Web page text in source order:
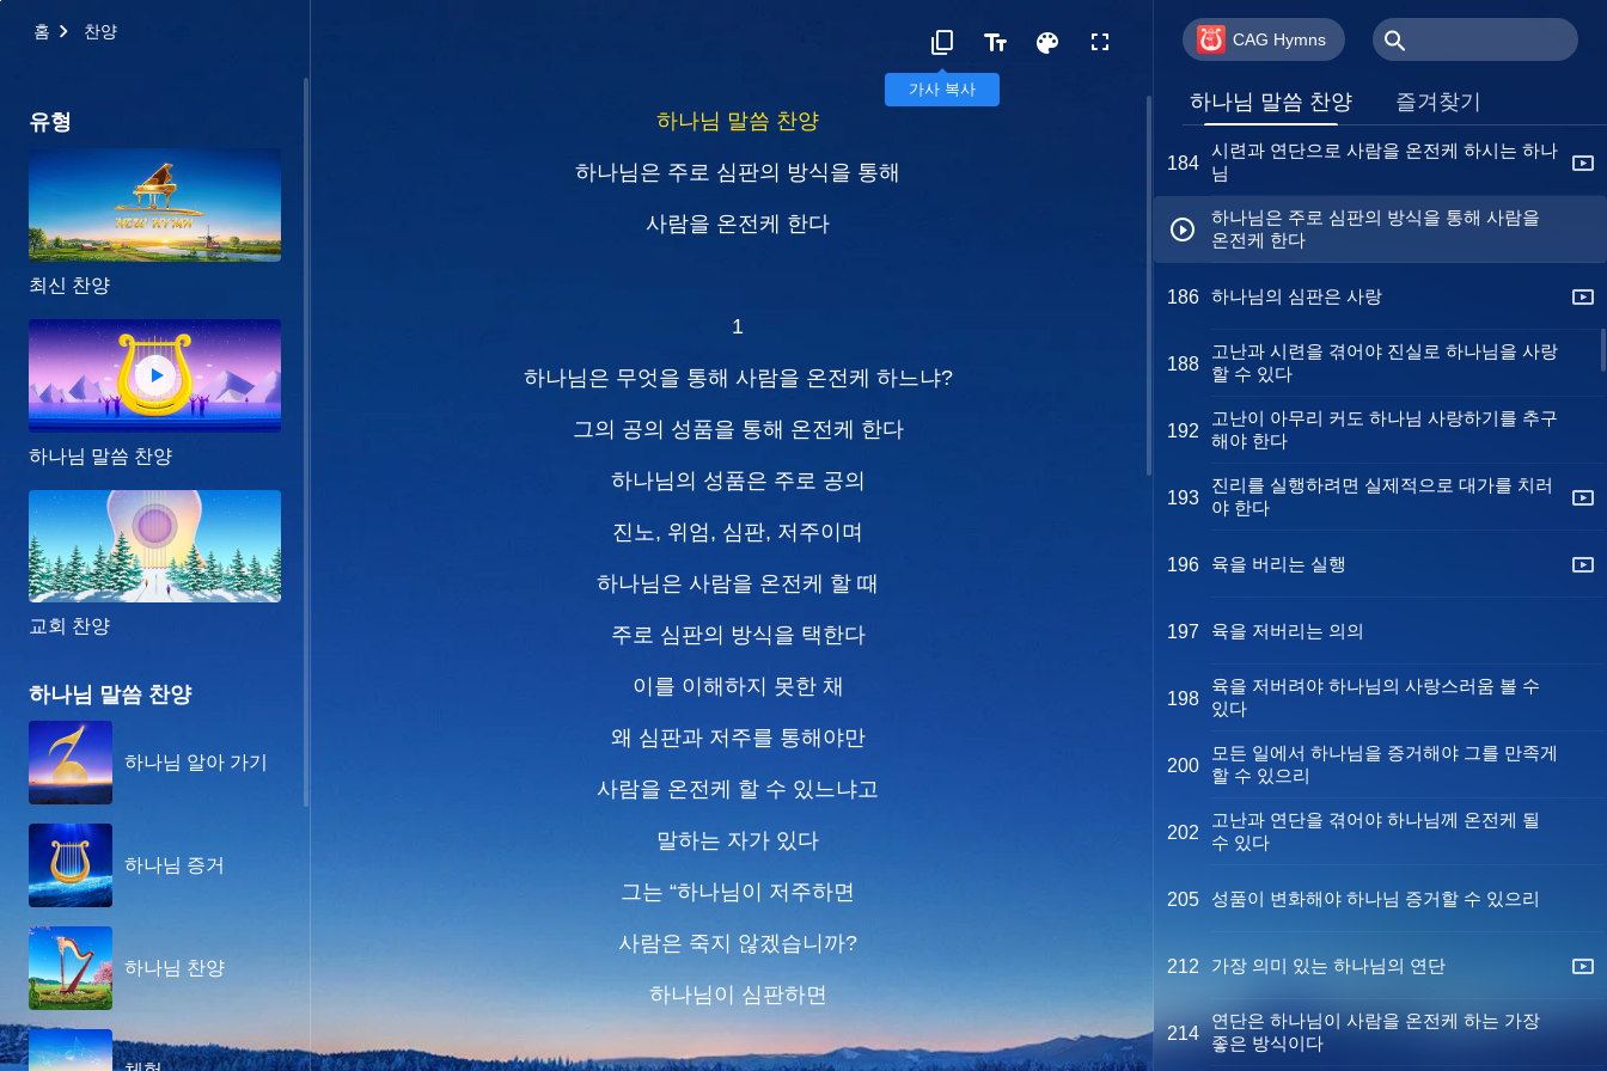
홈 찬양
가사 복사
유형
최신 찬양
하나님 말씀 찬양
교회 찬양
하나님 말씀 찬양
하나님 알아 가기
하나님 증거
하나님 찬양
하나님 말씀 찬양
하나님은 주로 심판의 방식을 통해
사람을 온전케 한다
1
하나님은 무엇을 통해 사람을 온전케 하느냐?
그의 공의 성품을 통해 온전케 한다
하나님의 성품은 주로 공의
진노, 위엄, 심판, 저주이며
하나님은 사람을 온전케 할 때
주로 심판의 방식을 택한다
이를 이해하지 못한 채
왜 심판과 저주를 통해야만
사람을 온전케 할 수 있느냐고
말하는 자가 있다
그는 “하나님이 저주하면
사람은 죽지 않겠습니까?
하나님이 심판하면
사람은 정죄받는 것 아닙니까?
CAG Hymns
하나님 말씀 찬양 즐겨찾기
180 참된 믿음이란 무엇인가
183 연단이 있어야 믿음이 있다
184
시련과 연단으로 사람을 온전케 하시는 하나
님
하나님은 주로 심판의 방식을 통해 사람을
온전케 한다
186 하나님의 심판은 사랑
188
고난과 시련을 겪어야 진실로 하나님을 사랑
할 수 있다
192
고난이 아무리 커도 하나님 사랑하기를 추구
해야 한다
193
진리를 실행하려면 실제적으로 대가를 치러
야 한다
196 육을 버리는 실행
197 육을 저버리는 의의
198
육을 저버려야 하나님의 사랑스러움 볼 수
있다
200
모든 일에서 하나님을 증거해야 그를 만족게
할 수 있으리
202
고난과 연단을 겪어야 하나님께 온전케 될
수 있다
205 성품이 변화해야 하나님 증거할 수 있으리
212 가장 의미 있는 하나님의 연단
214
연단은 하나님이 사람을 온전케 하는 가장
좋은 방식이다